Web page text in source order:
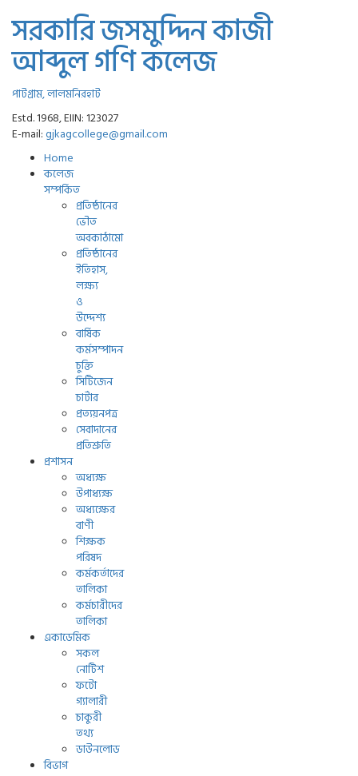
সরকারি জসমুদ্দিন কাজী
আব্দুল গণি কলেজ
পাটগ্রাম, লালমনিরহাট
Estd. 1968, EIIN: 123027
E-mail:gjkagcollege@gmail.com
Home
কলেজ
সম্পর্কিত
প্রতিষ্ঠানের
ভৌত
অবকাঠামো
প্রতিষ্ঠানের
ইতিহাস,
লক্ষ্য
ও
উদ্দেশ্য
বার্ষিক
কর্মসম্পাদন
চুক্তি
সিটিজেন
চার্টার
প্রত্যয়নপত্র
সেবাদানের
প্রতিশ্রুতি
প্রশাসন
অধ্যক্ষ
উপাধ্যক্ষ
অধ্যক্ষের
বাণী
শিক্ষক
পরিষদ
কর্মকর্তাদের
তালিকা
কর্মচারীদের
তালিকা
একাডেমিক
সকল
নোটিশ
ফটো
গ্যালারী
চাকুরী
তথ্য
ডাউনলোড
বিভাগ